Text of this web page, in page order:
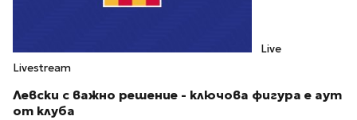
Live
Livestream
Левски с важно решение - ключова фигура е аут
от клуба